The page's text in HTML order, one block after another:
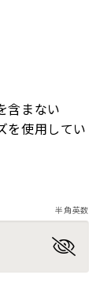
含まない
を使用してい
半角英数